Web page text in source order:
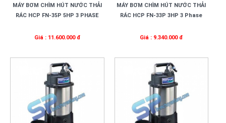
MÁY BƠM CHÌM HÚT NƯỚC THẢI
RÁC HCP FN-35P 5HP 3 PHASE
Giá : 11.600.000 đ
MÁY BƠM CHÌM HÚT NƯỚC THẢI
RÁC HCP FN-33P 3HP 3 Phase
Giá : 9.340.000 đ